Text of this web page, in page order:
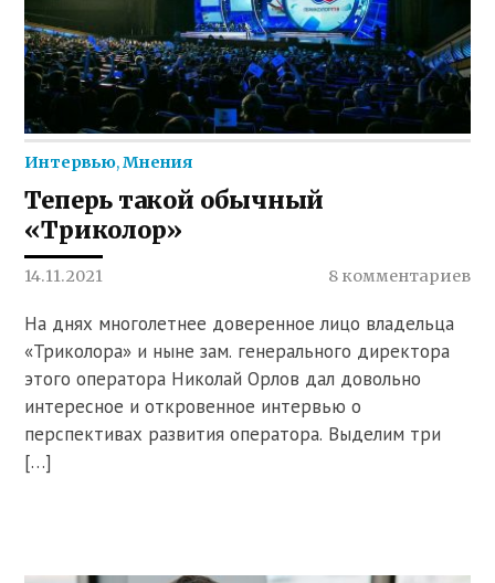
Интервью,Мнения
Теперь такой обычный
«Триколор»
14.11.2021 8 комментариев
На днях многолетнее доверенное лицо владельца
«Триколора» и ныне зам. генерального директора
этого оператора Николай Орлов дал довольно
интересное и откровенное интервью о
перспективах развития оператора. Выделим три
[…]